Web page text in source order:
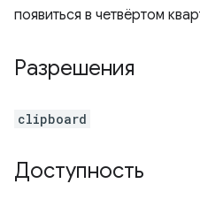
появиться в четвёртом
Разрешения
clipboard
Доступность